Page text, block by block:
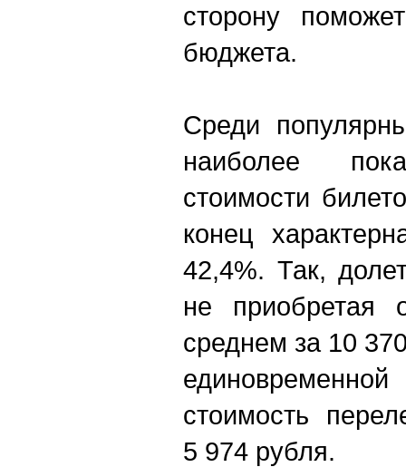
сторону
бюджета.
Среди
наиболее
стоимости
конец
42,4%. Так,
не приобретая
среднем за 10
стоимость
5 974 рубля.